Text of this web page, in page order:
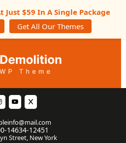
14634-12451
Street, New York
Just $59 In A Single Package
Get All Our Themes